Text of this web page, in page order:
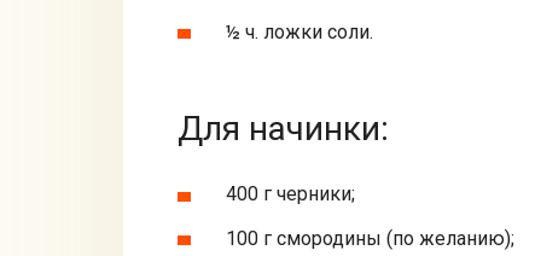
½ ч. ложки соли.
Для начинки:
400 г черники;
100 г смородины (по желанию);